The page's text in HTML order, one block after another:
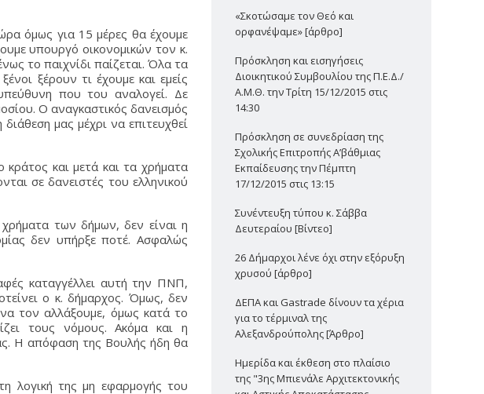
όμως για 15 μέρες θα έχουμε
υπουργό οικονομικών τον κ.
το παιχνίδι παίζεται. Όλα τα
ξέρουν τι έχουμε και εμείς
που του αναλογεί. Δε
Ο αναγκαστικός δανεισμός
μας μέχρι να επιτευχθεί
και μετά και τα χρήματα
σε δανειστές του ελληνικού
των δήμων, δεν είναι η
δεν υπήρξε ποτέ. Ασφαλώς
καταγγέλλει αυτή την ΠΝΠ,
ο κ. δήμαρχος. Όμως, δεν
τον αλλάξουμε, όμως κατά το
τους νόμους. Ακόμα και η
Η απόφαση της Βουλής ήδη θα
λογική της μη εφαρμογής του
«Σκοτώσαμε τον Θεό και
ορφανέψαμε» [άρθρο]
Πρόσκληση και εισηγήσεις
Διοικητικού Συμβουλίου της Π.Ε.Δ./
Α.Μ.Θ. την Τρίτη 15/12/2015 στις
14:30
Πρόσκληση σε συνεδρίαση της
Σχολικής Επιτροπής Α’βάθμιας
Εκπαίδευσης την Πέμπτη
17/12/2015 στις 13:15
Συνέντευξη τύπου κ. Σάββα
Δευτεραίου [Βίντεο]
26 Δήμαρχοι λένε όχι στην εξόρυξη
χρυσού [άρθρο]
ΔΕΠΑ και Gastrade δίνουν τα χέρια
για το τέρμιναλ της
Αλεξανδρούπολης [Άρθρο]
Ημερίδα και έκθεση στο πλαίσιο
της "3ης Μπιενάλε Αρχιτεκτονικής